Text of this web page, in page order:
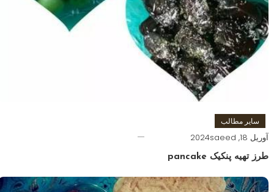
سایر مطالب
آوریل 18, 2024 saeed
طرز تهیه پنکیک pancake